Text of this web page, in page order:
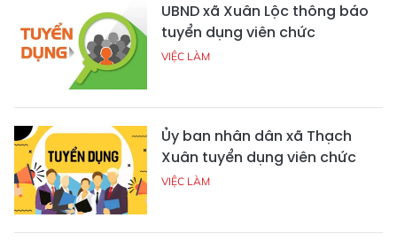
UBND xã Xuân Lộc thông báo
tuyển dụng viên chức
VIỆC LÀM
Ủy ban nhân dân xã Thạch
Xuân tuyển dụng viên chức
VIỆC LÀM